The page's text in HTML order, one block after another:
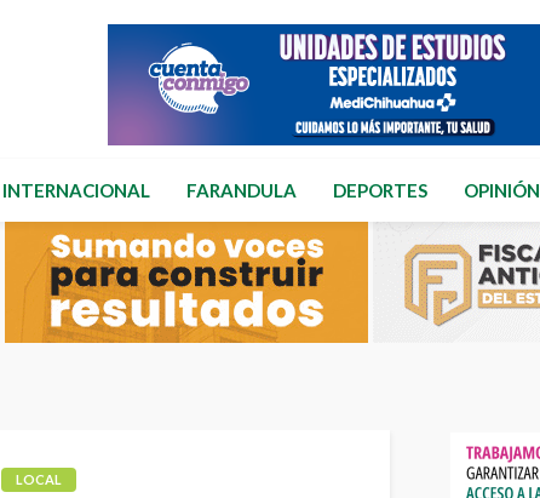
INTERNACIONAL FARANDULA DEPORTES OPINIÓN
LOCAL